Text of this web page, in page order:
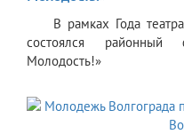
В рамках Года
состоялся районный
Молодость!»